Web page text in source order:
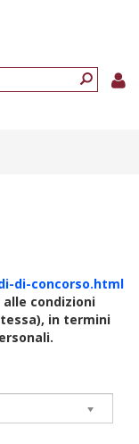
di-concorso.html
condizioni
in termini